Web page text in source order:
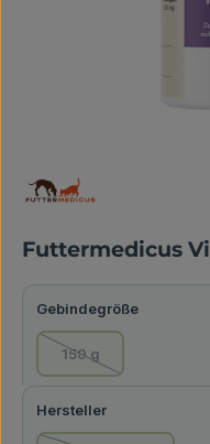
Futtermedicus
Gebindegrößeauswählen
150 g
(Diese Option ist
Herstellerauswählen